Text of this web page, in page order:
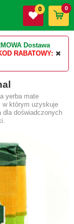
Dostawa
RABATOWY:
0 0
yerba mate
w którym uzyskuje
doświadczonych